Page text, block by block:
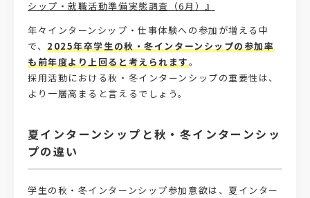
シップ・就職活動準備実態調査（6月）』
年々インターンシップ・仕事体験への参加が増える中
で、 2025年卒学生の秋・冬インターンシップの参加率
も前年度より上回ると考えられます。
採用活動における秋・冬インターンシップの重要性は、
より一層高まると言えるでしょう。
夏インターンシップと秋・冬インターンシッ
プの違い
学生の秋・冬インターンシップ参加意欲は、夏インター